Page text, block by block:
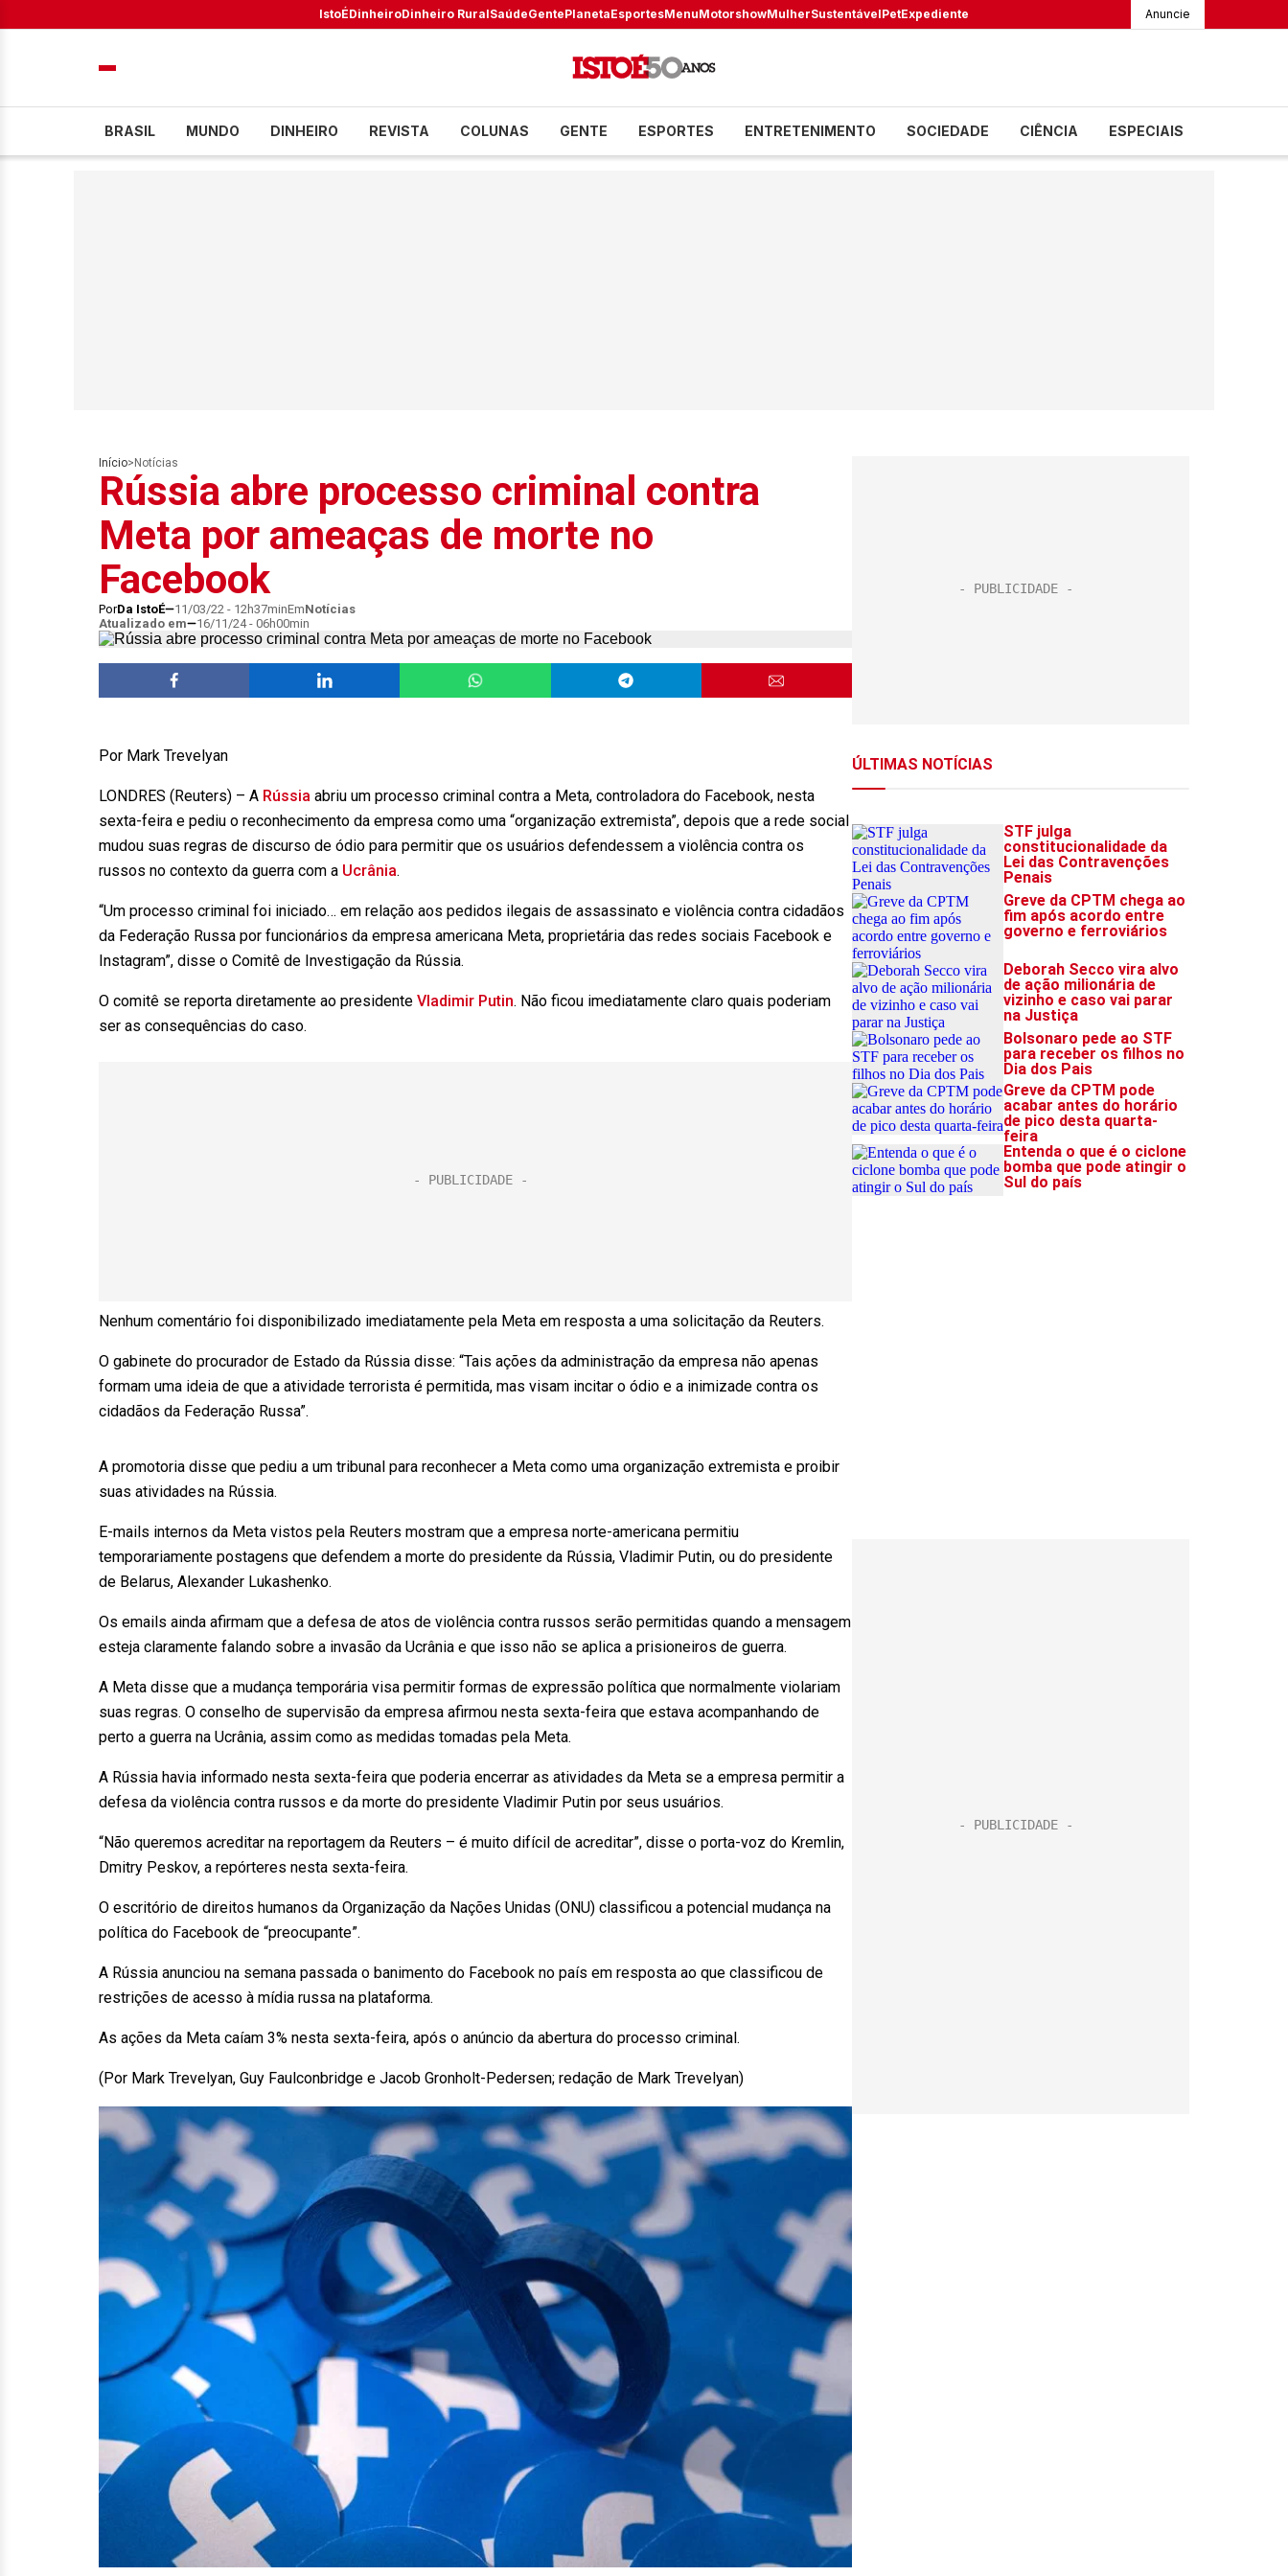
IstoÉDinheiroDinheiro RuralSaúdeGentePlanetaEsportesMenuMotorshowMulherSustentávelPetExpediente Anuncie
BRASIL MUNDO DINHEIRO REVISTA COLUNAS GENTE ESPORTES ENTRETENIMENTO SOCIEDADE CIÊNCIA ESPECIAIS
Início> Notícias
Rússia abre processo criminal contra
Meta por ameaças de morte no
Facebook
PorDa IstoÉ 11/03/22 - 12h37minEmNotícias
Atualizado em
16/11/24 - 06h00min
Por Mark Trevelyan
LONDRES (Reuters) – A Rússia abriu um processo criminal contra a Meta, controladora do Facebook, nesta
sexta-feira e pediu o reconhecimento da empresa como uma “organização extremista”, depois que a rede social
mudou suas regras de discurso de ódio para permitir que os usuários defendessem a violência contra os
russos no contexto da guerra com a Ucrânia.
“Um processo criminal foi iniciado… em relação aos pedidos ilegais de assassinato e violência contra cidadãos
da Federação Russa por funcionários da empresa americana Meta, proprietária das redes sociais Facebook e
Instagram”, disse o Comitê de Investigação da Rússia.
O comitê se reporta diretamente ao presidente Vladimir Putin. Não ficou imediatamente claro quais poderiam
ser as consequências do caso.
Nenhum comentário foi disponibilizado imediatamente pela Meta em resposta a uma solicitação da Reuters.
O gabinete do procurador de Estado da Rússia disse: “Tais ações da administração da empresa não apenas
formam uma ideia de que a atividade terrorista é permitida, mas visam incitar o ódio e a inimizade contra os
cidadãos da Federação Russa”.
A promotoria disse que pediu a um tribunal para reconhecer a Meta como uma organização extremista e proibir
suas atividades na Rússia.
E-mails internos da Meta vistos pela Reuters mostram que a empresa norte-americana permitiu
temporariamente postagens que defendem a morte do presidente da Rússia, Vladimir Putin, ou do presidente
de Belarus, Alexander Lukashenko.
Os emails ainda afirmam que a defesa de atos de violência contra russos serão permitidas quando a mensagem
esteja claramente falando sobre a invasão da Ucrânia e que isso não se aplica a prisioneiros de guerra.
A Meta disse que a mudança temporária visa permitir formas de expressão política que normalmente violariam
suas regras. O conselho de supervisão da empresa afirmou nesta sexta-feira que estava acompanhando de
perto a guerra na Ucrânia, assim como as medidas tomadas pela Meta.
A Rússia havia informado nesta sexta-feira que poderia encerrar as atividades da Meta se a empresa permitir a
defesa da violência contra russos e da morte do presidente Vladimir Putin por seus usuários.
“Não queremos acreditar na reportagem da Reuters – é muito difícil de acreditar”, disse o porta-voz do Kremlin,
Dmitry Peskov, a repórteres nesta sexta-feira.
O escritório de direitos humanos da Organização da Nações Unidas (ONU) classificou a potencial mudança na
política do Facebook de “preocupante”.
A Rússia anunciou na semana passada o banimento do Facebook no país em resposta ao que classificou de
restrições de acesso à mídia russa na plataforma.
As ações da Meta caíam 3% nesta sexta-feira, após o anúncio da abertura do processo criminal.
(Por Mark Trevelyan, Guy Faulconbridge e Jacob Gronholt-Pedersen; redação de Mark Trevelyan)